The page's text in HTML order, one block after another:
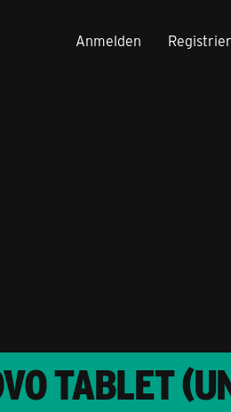
Anmelden
TABLET